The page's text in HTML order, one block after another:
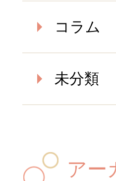
コラム
未分類
アー